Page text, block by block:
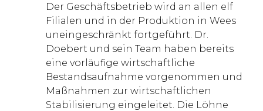
Der Geschäftsbetrieb wird an allen elf
Filialen und in der Produktion in Wees
uneingeschränkt fortgeführt. Dr.
Doebert und sein Team haben bereits
eine vorläufige wirtschaftliche
Bestandsaufnahme vorgenommen und
Maßnahmen zur wirtschaftlichen
Stabilisierung eingeleitet. Die Löhne